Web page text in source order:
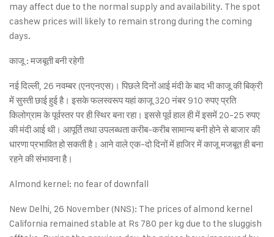
may affect due to the normal supply and availability. The spot
cashew prices will likely to remain strong during the coming
days.
काजू : मजबूती बनी रहेगी
नई दिल्ली, 26 नवम्बर (एनएनएस)। पिछले दिनों आई मंदी के बाद भी काजू की बिक्री
में सुस्ती छाई हुई है। इसके फलस्वरूप यहां काजू 320 नंबर 910 रुपए प्रति
किलोग्राम के पूर्वस्तर पर ही स्थिर बना रहा। इससे पूर्व हाल ही में इसमें 20-25 रुपए
की मंदी आई थी। आपूर्ति तथा उपलब्धता करीब-करीब सामान्य बनी होने से बाजार की
धारणा प्रभावित हो सकती है। आने वाले एक-दो दिनों में हाजिर में काजू मजबूत ही बना
रहने की संभावना है।
Almond kernel: no fear of downfall
New Delhi, 26 November (NNS): The prices of almond kernel
California remained stable at Rs 780 per kg due to the sluggish